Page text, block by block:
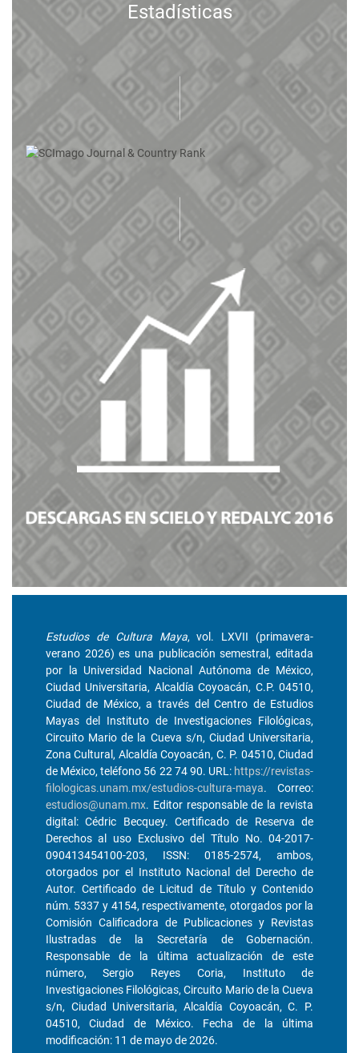
Estadísticas
Estudios de Cultura Maya, vol. LXVII (primavera-
verano 2026) es una publicación semestral, editada
por la Universidad Nacional Autónoma de México,
Ciudad Universitaria, Alcaldía Coyoacán, C.P. 04510,
Ciudad de México, a través del Centro de Estudios
Mayas del Instituto de Investigaciones Filológicas,
Circuito Mario de la Cueva s/n, Ciudad Universitaria,
Zona Cultural, Alcaldía Coyoacán, C. P. 04510, Ciudad
de México, teléfono 56 22 74 90. URL: https://revistas-
filologicas.unam.mx/estudios-cultura-maya. Correo:
estudios@unam.mx. Editor responsable de la revista
digital: Cédric Becquey. Certificado de Reserva de
Derechos al uso Exclusivo del Título No. 04-2017-
090413454100-203, ISSN: 0185-2574, ambos,
otorgados por el Instituto Nacional del Derecho de
Autor. Certificado de Licitud de Título y Contenido
núm. 5337 y 4154, respectivamente, otorgados por la
Comisión Calificadora de Publicaciones y Revistas
Ilustradas de la Secretaría de Gobernación.
Responsable de la última actualización de este
número, Sergio Reyes Coria, Instituto de
Investigaciones Filológicas, Circuito Mario de la Cueva
s/n, Ciudad Universitaria, Alcaldía Coyoacán, C. P.
04510, Ciudad de México. Fecha de la última
modificación: 11 de mayo de 2026.